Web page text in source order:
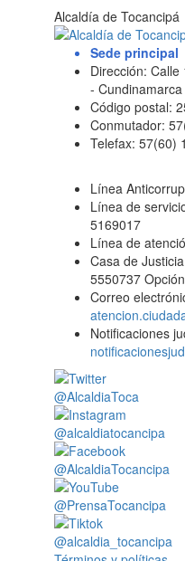
Alcaldía de Tocancipá
Sede principal
Dirección:
-
Código postal:
Conmutador:
Telefax: 57(60)
Línea
Línea de
5169017
Línea de
Casa de
5550737
Correo
Notificaciones
@AlcaldiaToca
@alcaldiatocancipa
@AlcaldiaTocancipa
@PrensaTocancipa
@alcaldia_tocancipa